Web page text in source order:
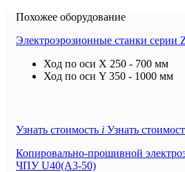
Похожее оборудование
Электроэрозионные станки серии
Ход по оси X 250 - 700 мм
Ход по оси Y 350 - 1000 мм
Узнать стоимость i Узнать
Копировально-прошивной
ЧПУ U40(A3-50)